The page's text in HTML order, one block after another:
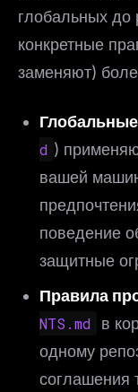
глобальных до
конкретные
заменяют)
d )
вашей
поведение
защитные
Правила
NTS.md
в
одному
соглашения